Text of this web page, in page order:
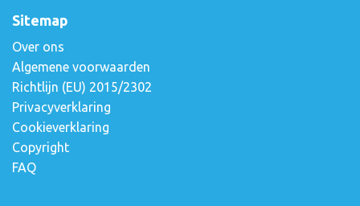
Sitemap
Over ons
Algemene voorwaarden
Richtlijn (EU) 2015/2302
Privacyverklaring
Cookieverklaring
Copyright
FAQ